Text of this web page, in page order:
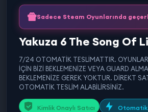
Sadece Steam Oyunlarında
Yakuza 6 The Song Of
7/24 OTOMATİK TESLİMATTIR.
İÇİN BİZİ BEKLEMENİZE VEYA GUARD
BEKLEMENİZE GEREK YOKTUR. DİREKT
OTOMATİK TESLİM ALABİLİRSİNİZ.
Kimlik Onaylı Satıcı Otomatik